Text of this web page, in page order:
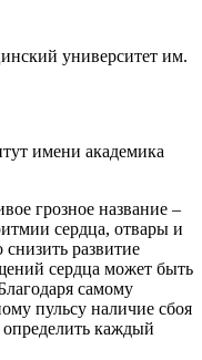
университет им.
имени академика
грозное название –
сердца, отвары и
развитие
сердца может быть
самому
пульсу наличие сбоя
каждый